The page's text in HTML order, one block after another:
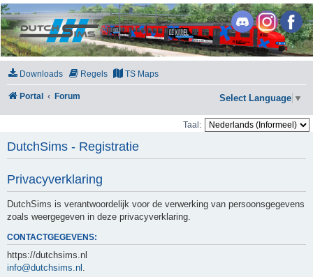
DutchSims
Downloads Regels TS Maps
Portal Forum Select Language ▼
Taal:
DutchSims - Registratie
Privacyverklaring
DutchSims is verantwoordelijk voor de verwerking van persoonsgegevens
zoals weergegeven in deze privacyverklaring.
CONTACTGEGEVENS:
https://dutchsims.nl
info@dutchsims.nl